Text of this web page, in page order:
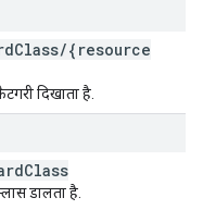
Class/{resource
दिखाता है.
Class
डालता है.